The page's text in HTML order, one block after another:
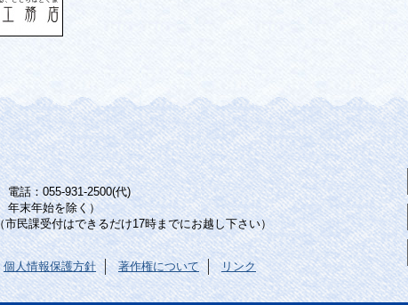
話：055-931-2500(代)
年末年始を除く）
民課受付はできるだけ17時までにお越し下さい）
個人情報保護方針 著作権について リンク